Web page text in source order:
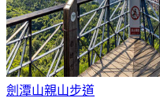
劍潭山親山步道